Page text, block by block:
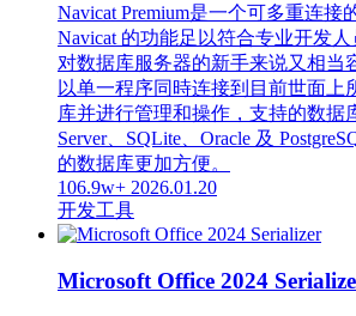
Navicat Premium是一个可多重连接
Navicat 的功能足以符合专业开发
对数据库服务器的新手来说又相当
以单一程序同時连接到目前世面上
库并进行管理和操作，支持的数据
Server、SQLite、Oracle 及
的数据库更加方便。
106.9w+ 2026.01.20
开发工具
Microsoft Office 2024